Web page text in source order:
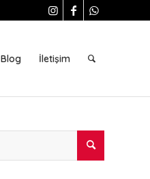
Blog İletişim